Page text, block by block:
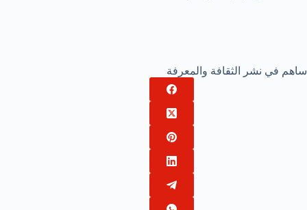
ساهم في نشر الثقافة والمعرفة